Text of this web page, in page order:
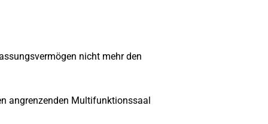
nicht mehr den
angrenzenden Multifunktionssaal